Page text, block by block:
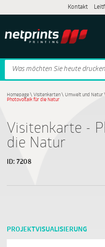
Kontakt
Homepage\ Visitenkarten\ Umwelt und Natur
Photovoltaik für die Natur
Visitenkarte -
die Natur
ID: 7208
PROJEKTVISUALISIERUNG